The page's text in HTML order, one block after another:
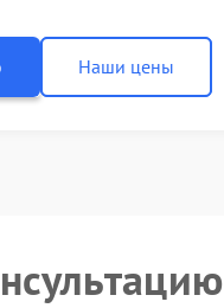
Наши цены